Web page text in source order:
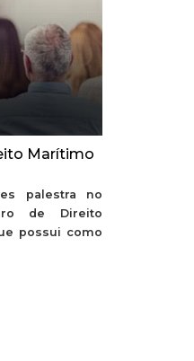
Marítimo
palestra no
de Direito
possui como